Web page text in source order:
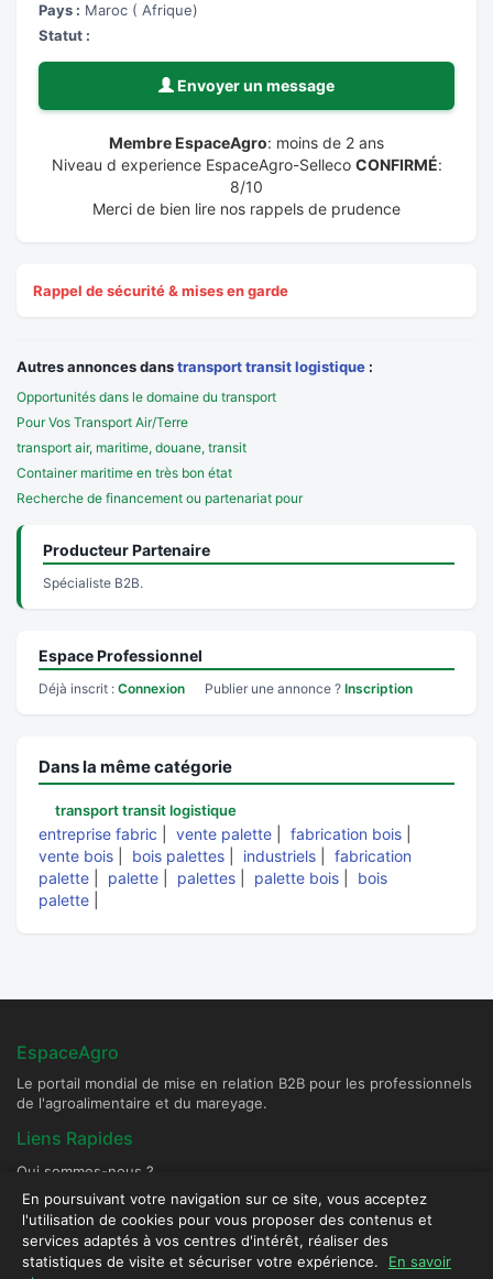
Pays : Maroc ( Afrique)
Statut :
Envoyer un message
Membre EspaceAgro: moins de 2 ans
Niveau d experience EspaceAgro-Selleco CONFIRMÉ:
8/10
Merci de bien lire nos rappels de prudence
Rappel de sécurité & mises en garde
Autres annonces danstransport transit logistique :
Opportunités dans le domaine du transport
Pour Vos Transport Air/Terre
transport air, maritime, douane, transit
Container maritime en très bon état
Recherche de financement ou partenariat pour
Producteur Partenaire
Spécialiste B2B.
Espace Professionnel
Déjà inscrit : Connexion Publier une annonce ? Inscription
Dans la même catégorie
transport transit logistique
entreprise fabric vente palette fabrication bois
vente bois
bois palettes industriels
fabrication
palette
palette palettes palette bois
bois
palette
EspaceAgro
Le portail mondial de mise en relation B2B pour les professionnels
de l'agroalimentaire et du mareyage.
Liens Rapides
Qui sommes-nous ?
Devenir Fournisseur Partenaire
Publier une annonce
Contact & Sécurité
En poursuivant votre navigation sur ce site, vous acceptez
l'utilisation de cookies pour vous proposer des contenus et
services adaptés à vos centres d'intérêt, réaliser des
statistiques de visite et sécuriser votre expérience.
En savoir